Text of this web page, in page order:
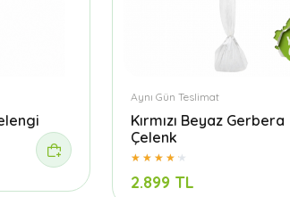
Aynı Gün Teslimat
Kırmızı Beyaz Gerbera
Çelenk
2.899 TL